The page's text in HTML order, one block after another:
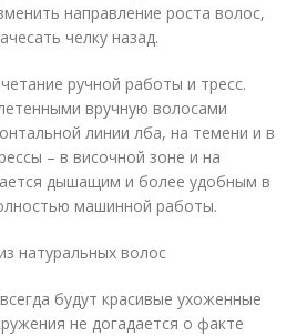
направление роста волос,
челку назад.
ручной работы и тресс.
вручную волосами
линии лба, на темени и в
– в височной зоне и на
дышащим и более удобным в
машинной работы.
натуральных волос
будут красивые ухоженные
не догадается о факте